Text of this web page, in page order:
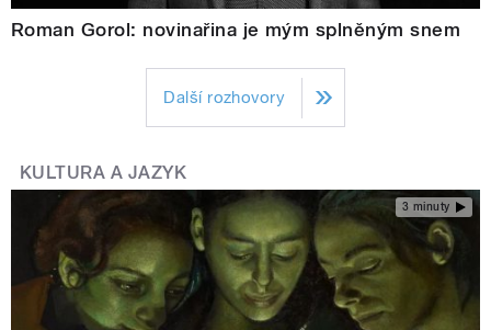
Roman Gorol: novinařina je mým splněným snem
Další rozhovory
KULTURA A JAZYK
3 minuty